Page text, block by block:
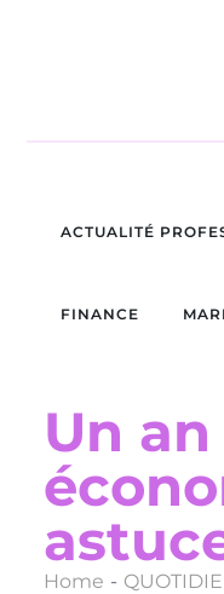
ACTUALITÉ
FINANCE
Un
Home -